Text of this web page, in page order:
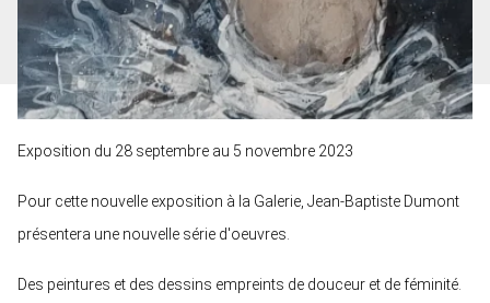
Exposition du 28 septembre au 5 novembre 2023
Pour cette nouvelle exposition à la Galerie, Jean-Baptiste Dumont
présentera une nouvelle série d'oeuvres.
Des peintures et des dessins empreints de douceur et de féminité.